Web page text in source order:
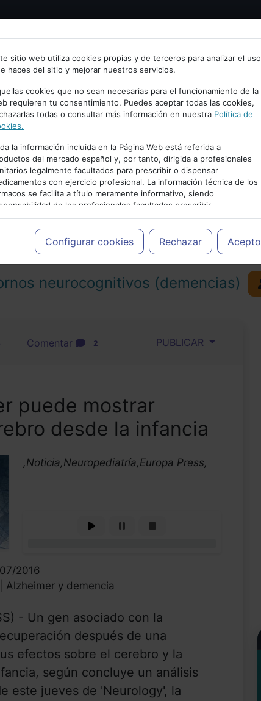
a psiquiatria.com
tu Email
o regístrate con tu email.
Cancelar
sitio web utiliza cookies propias y de terceros para analizar el uso
haces del sitio y mejorar nuestros servicios.
cookies que no sean necesarias para el funcionamiento de la
requieren tu consentimiento. Puedes aceptar todas las cookies,
todas o consultar más información en nuestra Política de
la información incluida en la Página Web está referida a
del mercado español y, por tanto, dirigida a profesionales
legalmente facultados para prescribir o dispensar
con ejercicio profesional. La información técnica de los
se facilita a título meramente informativo, siendo
de los profesionales facultados prescribir
y decidir, en cada caso concreto, el tratamiento más
a las necesidades del paciente.
Configurar cookies Rechazar Acepto
PUBLICIDAD
neurocognitivos (demencias)
Comentar 2 PUBLICAR
puede mostrar
desde la infancia
,Noticia,Neuropediatría,Europa Press,
2016
| Alzheimer y demencia
- Un gen asociado con la
después de una
efectos sobre el cerebro y la
según concluye un análisis
este jueves de 'Neurology', la